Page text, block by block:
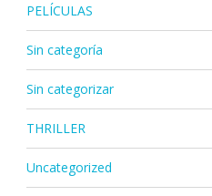
PELÍCULAS
Sin categoría
Sin categorizar
THRILLER
Uncategorized